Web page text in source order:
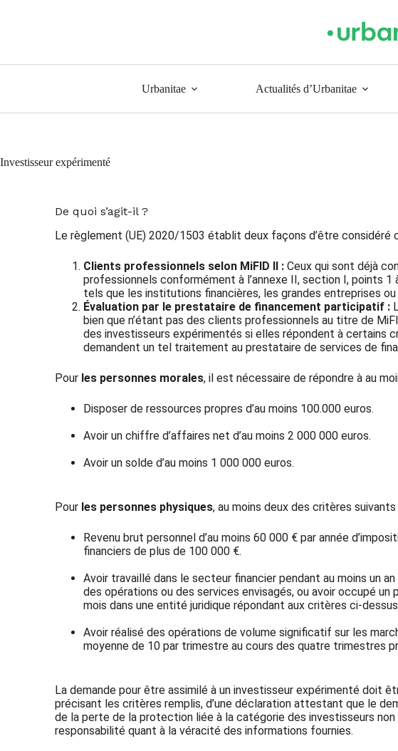
Urbanitae Actualités d’Urbanitae
Investisseur expérimenté
De quoi s’agit-il ?
Le règlement (UE) 2020/1503 établit deux façons d’être considéré
Clients professionnels selon MiFID II : Ceux qui sont déjà
professionnels conformément à l’annexe II, section I, points
tels que les institutions financières, les grandes entreprises
Évaluation par le prestataire de financement participatif :
bien que n’étant pas des clients professionnels au titre de
des investisseurs expérimentés si elles répondent à certains
demandent un tel traitement au prestataire de services de
Pour les personnes morales, il est nécessaire de répondre à au
Disposer de ressources propres d’au moins 100.000 euros.
Avoir un chiffre d’affaires net d’au moins 2 000 000 euros.
Avoir un solde d’au moins 1 000 000 euros.
Pour les personnes physiques, au moins deux des critères
Revenu brut personnel d’au moins 60 000 € par année
financiers de plus de 100 000 €.
Avoir travaillé dans le secteur financier pendant au moins un
des opérations ou des services envisagés, ou avoir occupé
mois dans une entité juridique répondant aux critères ci-
Avoir réalisé des opérations de volume significatif sur les
moyenne de 10 par trimestre au cours des quatre trimestres
La demande pour être assimilé à un investisseur expérimenté doit
précisant les critères remplis, d’une déclaration attestant que le
de la perte de la protection liée à la catégorie des investisseurs
responsabilité quant à la véracité des informations fournies.